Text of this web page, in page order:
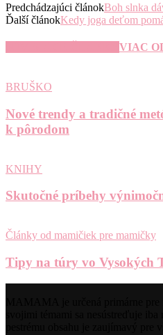
Predchádzajúci článokBoh slnka
Ďalší článokKedy joga deťom
VIAC
BRUŠKO
Nové trendy a tradičné
k pôrodom
KNIHY
Skutočné príbehy
Články od mamičiek pre mamičky
Tipy na túry vo Vysokých